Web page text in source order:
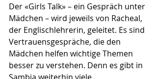
Der «Girls Talk» – ein Gespräch unter
Mädchen – wird jeweils von Racheal,
der Englischlehrerin, geleitet. Es sind
Vertrauensgespräche, die den
Mädchen helfen wichtige Themen
besser zu verstehen. Denn es gibt in